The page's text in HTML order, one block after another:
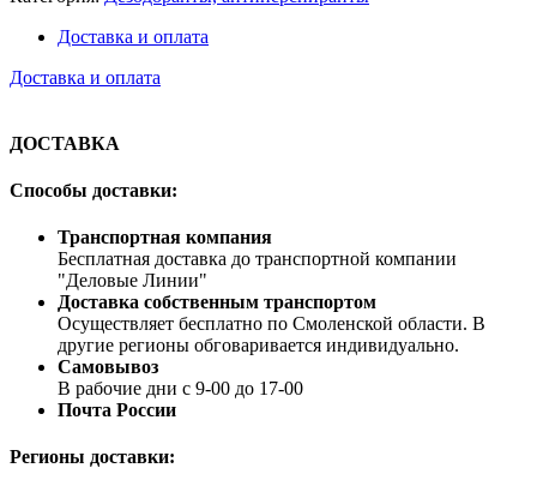
Доставка и оплата
Доставка и оплата
ДОСТАВКА
Способы доставки:
Транспортная компания
Бесплатная доставка до транспортной компании
"Деловые Линии"
Доставка собственным транспортом
Осуществляет бесплатно по Смоленской области. В
другие регионы обговаривается индивидуально.
Самовывоз
В рабочие дни с 9-00 до 17-00
Почта России
Регионы доставки: